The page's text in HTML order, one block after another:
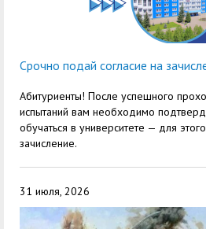
Срочно подай согласие на
Абитуриенты! После успешного
испытаний вам необходимо
обучаться в университете — для
зачисление.
31 июля, 2026